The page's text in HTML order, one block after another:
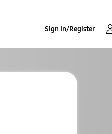
Sign In/Register